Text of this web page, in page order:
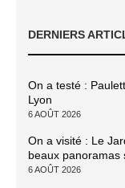
DERNIERS
On a testé :
Lyon
6 AOÛT 2026
On a visité : Le
beaux panoramas
6 AOÛT 2026